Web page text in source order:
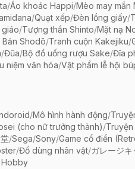
/Áo khoác Happi/Mèo may mắn
/Quạt xếp/Đèn lồng giấy/
giáo/Tượng thần Shinto/Mặt nạ
Shodō/Tranh cuộn Kakejiku/
/Đũa/Bộ đồ uống rượu Sake/Đĩa
niệm văn hóa/Vật phẩm lễ hội
/Mô hình hành động/
(cho nữ trưởng thành)/
/Sega/Sony/Game cổ điển
/Đồ dùng nhân vật/ガレージキ